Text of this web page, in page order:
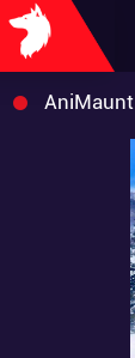
AniMaunt